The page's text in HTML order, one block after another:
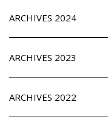
ARCHIVES 2024
ARCHIVES 2023
ARCHIVES 2022